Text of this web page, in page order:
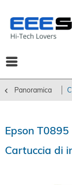
Panoramica
Epson
Cartuccia di